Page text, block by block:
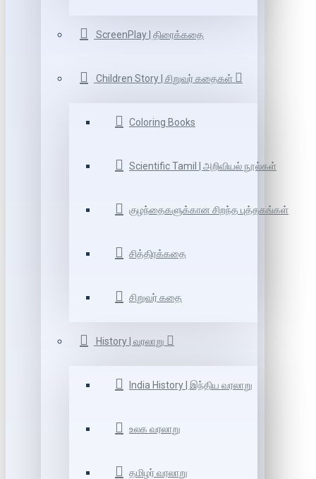
ScreenPlay | திரைக்கதை
Children Story | சிறுவர் கதைகள்
Coloring Books
Scientific Tamil | அறிவியல் நூல்கள்
குழந்தைகளுக்கான சிறந்த புத்தகங்கள்
சித்திரக்கதை
சிறுவர் கதை
History | வரலாறு
India History | இந்திய வரலாறு
உலக வரலாறு
தமிழர் வரலாறு